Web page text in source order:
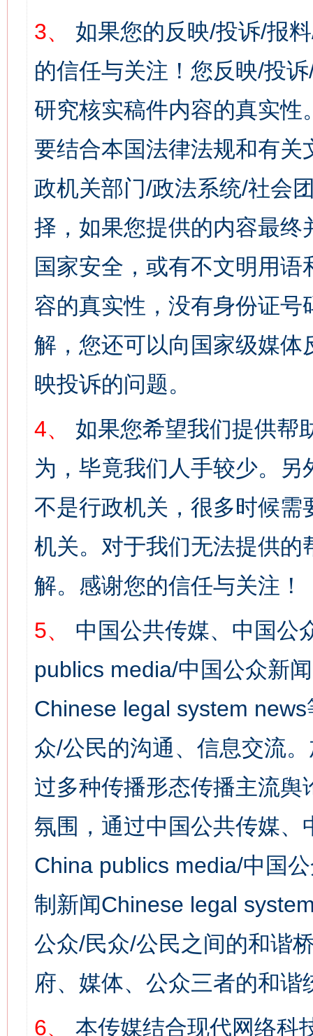
3、
如果您的反映/投诉/报
的信任与关注！您反映/投
研究核实稿件内容的真实
要结合本国法律法规和有关
政机关部门/政法系统/社会
择，如果您提供的内容最
国家安全，或有不文明用
容的真实性，没有身份证
解，您还可以向国家级媒
映投诉的问题。
4、
如果您希望我们提供帮
为，毕竟我们人手较少。
不是行政机关，很多时候
机关。对于我们无法提供
解。感谢您的信任与关注！
5、
中国公共传媒、中国公
publics media/中国公众新
Chinese legal system
众/公民的沟通、信息交流
过多种传播形态传播主流
氛围，通过中国公共传媒
China publics media/中国
制新闻Chinese legal
公众/民众/公民之间的和谐
府、媒体、公众三者的和谐
6、
本传媒结合现代网络科